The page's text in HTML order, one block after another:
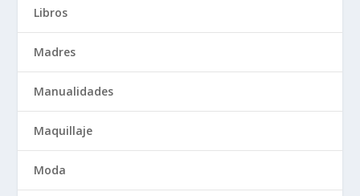
Libros
Madres
Manualidades
Maquillaje
Moda